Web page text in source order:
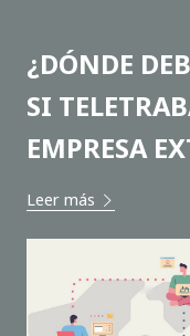
¿DÓNDE
SI
EMPRESA
Leer más